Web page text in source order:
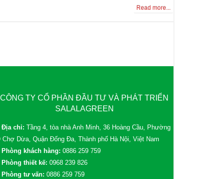
Read more...
CÔNG TY CỔ PHẦN ĐẦU TƯ VÀ PHÁT TRIỂN
SALALAGREEN
Địa chỉ:
Tầng 4, tòa nhà Anh Minh, 36 Hoàng Cầu, Phường
Chợ Dừa, Quận Đống Đa, Thành phố Hà Nội, Việt Nam
Phòng khách hàng: 0886 259 759
Phòng thiết kế: 0968 239 826
Phòng tư vấn: 0886 259 759